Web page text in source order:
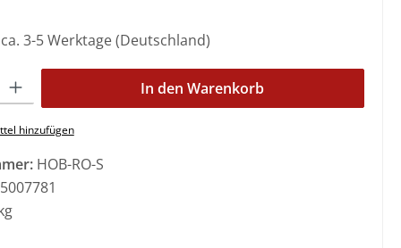
3-5 Werktage (Deutschland)
Gib den gewünschten Wert ein oder benutze die Schaltflächen
In den Warenkorb
hinzufügen
HOB-RO-S